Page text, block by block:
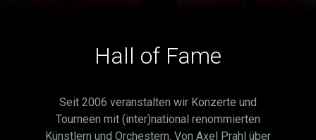
Hall of Fame
Seit 2006 veranstalten wir Konzerte und
Tourneen mit (inter)national renommierten
Künstlern und Orchestern. Von Axel Prahl über